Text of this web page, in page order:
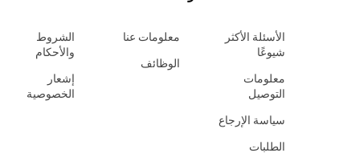
الأسئلة الأكثر
شيوعًا
معلومات
التوصيل
سياسة الإرجاع
الطلبات
معلومات عنا
الوظائف
الشروط
والأحكام
إشعار
الخصوصية